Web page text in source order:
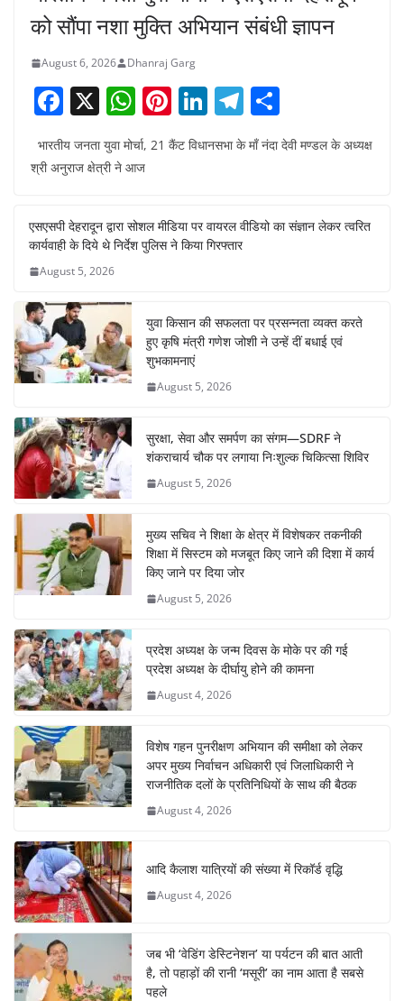
को सौंपा नशा मुक्ति अभियान संबंधी ज्ञापन
August 6, 2026 Dhanraj Garg
F
c
e
b
o
o
k
X W
h
at
A
p
Pi
nt
er
st
Li
k
dI
n
T
el
e
a
h
ar
भारतीय जनता युवा मोर्चा, 21 कैंट विधानसभा के माँ नंदा देवी मण्डल के अध्यक्ष
श्री अनुराज क्षेत्री ने आज
एसएसपी देहरादून द्वारा सोशल मीडिया पर वायरल वीडियो का संज्ञान लेकर त्वरित
कार्यवाही के दिये थे निर्देश पुलिस ने किया गिरफ्तार
August 5, 2026
युवा किसान की सफलता पर प्रसन्नता व्यक्त करते
हुए कृषि मंत्री गणेश जोशी ने उन्हें दीं बधाई एवं
शुभकामनाएं
August 5, 2026
सुरक्षा, सेवा और समर्पण का संगम—SDRF ने
शंकराचार्य चौक पर लगाया निःशुल्क चिकित्सा शिविर
August 5, 2026
मुख्य सचिव ने शिक्षा के क्षेत्र में विशेषकर तकनीकी
शिक्षा में सिस्टम को मजबूत किए जाने की दिशा में कार्य
किए जाने पर दिया जोर
August 5, 2026
प्रदेश अध्यक्ष के जन्म दिवस के मोके पर की गई
प्रदेश अध्यक्ष के दीर्घायु होने की कामना
August 4, 2026
विशेष गहन पुनरीक्षण अभियान की समीक्षा को लेकर
अपर मुख्य निर्वाचन अधिकारी एवं जिलाधिकारी ने
राजनीतिक दलों के प्रतिनिधियों के साथ की बैठक
August 4, 2026
आदि कैलाश यात्रियों की संख्या में रिकॉर्ड वृद्धि
August 4, 2026
जब भी ‘वेडिंग डेस्टिनेशन’ या पर्यटन की बात आती
है, तो पहाड़ों की रानी ‘मसूरी’ का नाम आता है सबसे
पहले